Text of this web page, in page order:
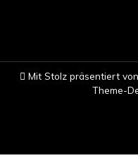
Mit Stolz präsentiert
Theme-